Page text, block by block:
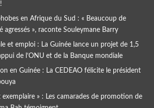
en Afrique du Sud : « Beaucoup de
agressés », raconte Souleymane Barry
et emploi : La Guinée lance un projet de 1,5
de l’ONU et de la Banque mondiale
en Guinée : La CEDEAO félicite le président
exemplaire » : Les camarades de promotion de